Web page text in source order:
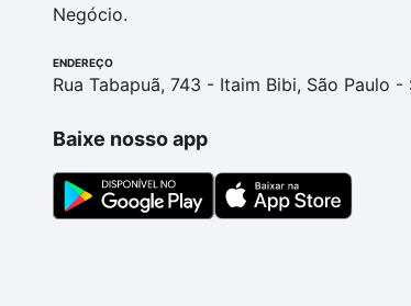
Negócio.
ENDEREÇO
Rua Tabapuã, 743 - Itaim Bibi, São Paulo -
Baixe nosso app